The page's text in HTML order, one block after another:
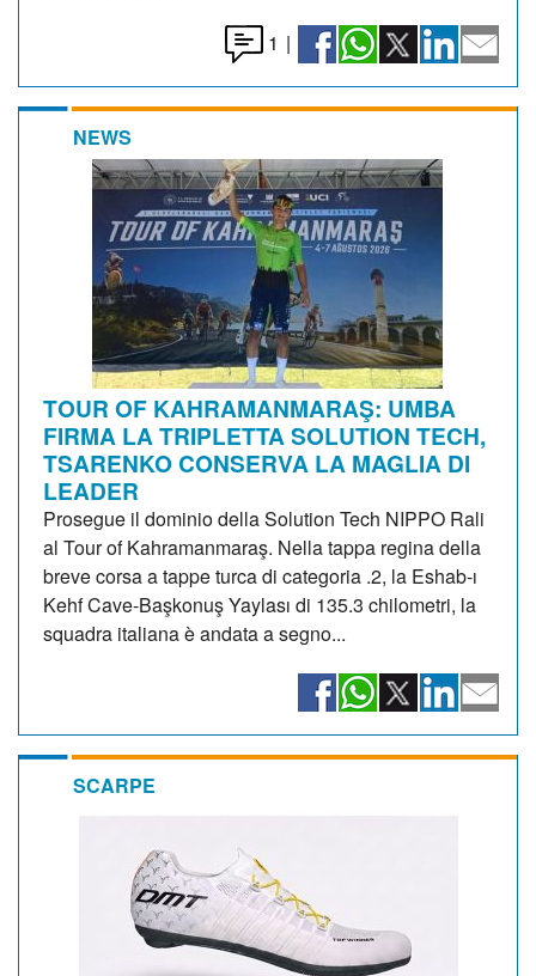
1 |
NEWS
TOUR OF KAHRAMANMARAŞ: UMBA
FIRMA LA TRIPLETTA SOLUTION TECH,
TSARENKO CONSERVA LA MAGLIA DI
LEADER
Prosegue il dominio della Solution Tech NIPPO Rali
al Tour of Kahramanmaraş. Nella tappa regina della
breve corsa a tappe turca di categoria .2, la Eshab-ı
Kehf Cave-Başkonuş Yaylası di 135.3 chilometri, la
squadra italiana è andata a segno...
SCARPE